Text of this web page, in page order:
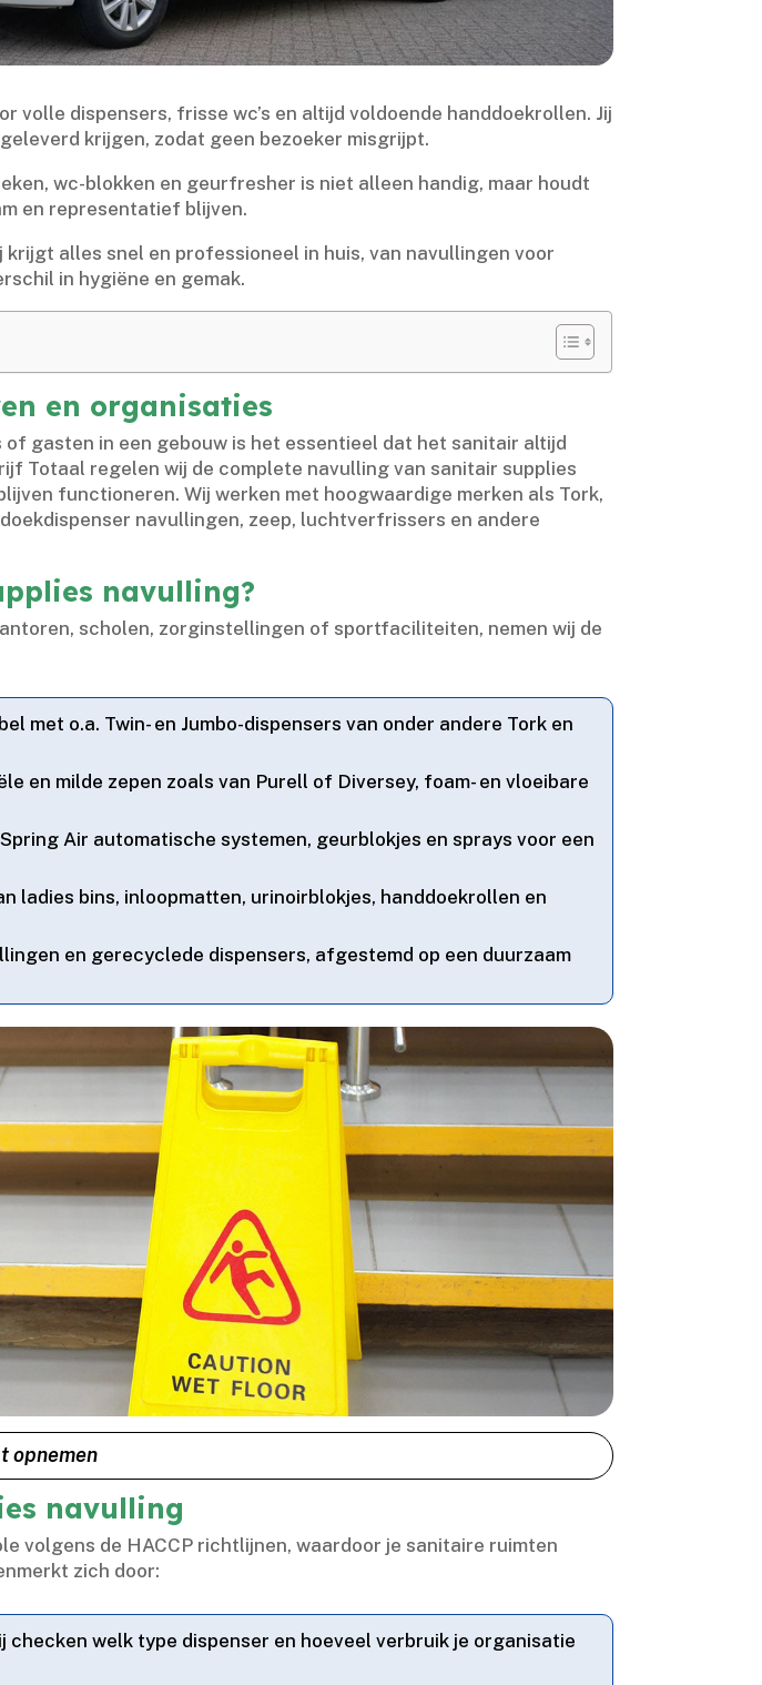
dispensers, frisse wc’s en altijd voldoende handdoekrollen.​ Jij
krijgen, zodat geen bezoeker misgrijpt.​
wc-blokken en geurfresher is niet alleen handig, maar houdt
en representatief blijven.​
alles snel en professioneel in huis, van navullingen voor
in hygiëne en gemak.​
en organisaties
gasten in een gebouw is het essentieel dat het sanitair altijd
Totaal regelen wij de complete navulling van sanitair supplies
functioneren.​ Wij werken met hoogwaardige merken als Tork,
navullingen, zeep, luchtverfrissers en andere
navulling?
scholen, zorginstellingen of sportfaciliteiten, nemen wij de
met o.​a.​ Twin- en Jumbo-dispensers van onder andere Tork en
en milde zepen zoals van Purell of Diversey, foam- en vloeibare
Air automatische systemen, geurblokjes en sprays voor een
ladies bins, inloopmatten, urinoirblokjes, handdoekrollen en
en gerecyclede dispensers, afgestemd op een duurzaam
opnemen
navulling
volgens de HACCP richtlijnen, waardoor je sanitaire ruimten
zich door:
checken welk type dispenser en hoeveel verbruik je organisatie